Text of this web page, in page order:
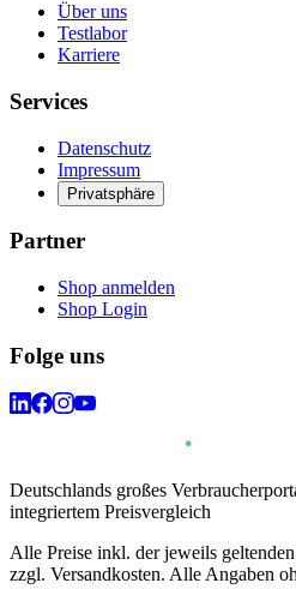
Über uns
Testlabor
Karriere
Services
Datenschutz
Impressum
Privatsphäre
Partner
Shop anmelden
Shop Login
Folge uns
Deutschlands großes
integriertem Preisvergleich
Alle Preise inkl. der jeweils
zzgl. Versandkosten. Alle Angaben